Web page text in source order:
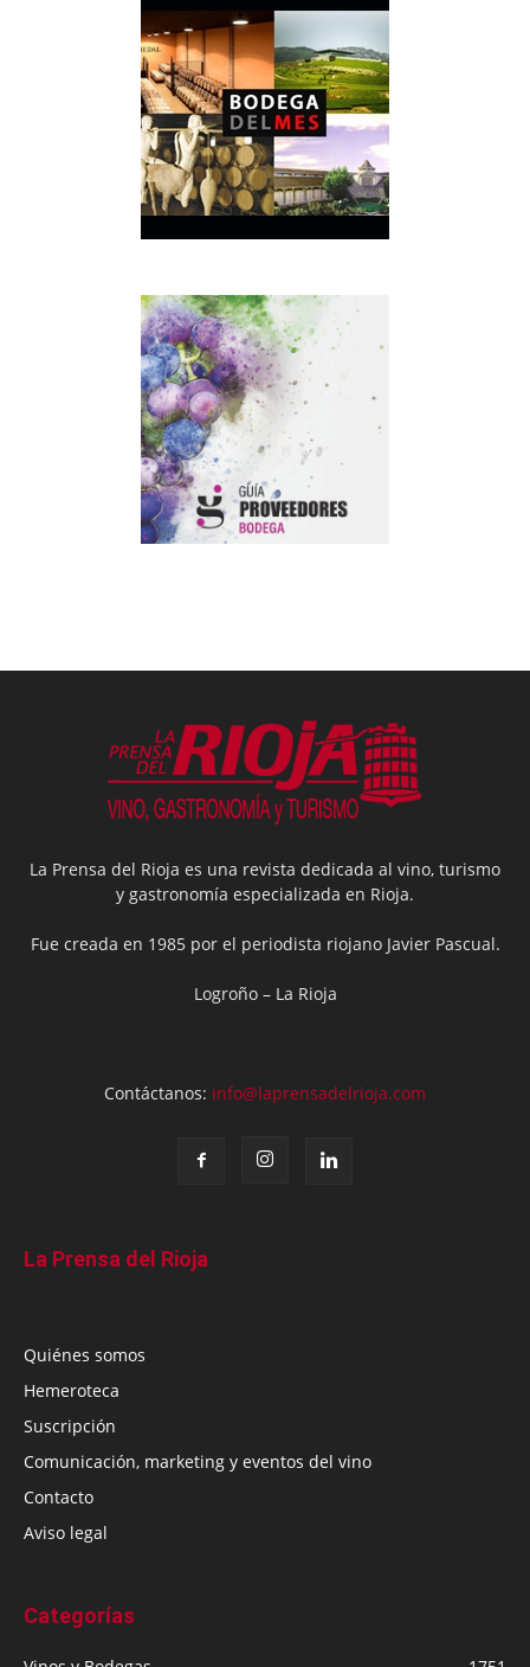
La Prensa del Rioja es una revista dedicada al vino, turismo
y gastronomía especializada en Rioja.
Fue creada en 1985 por el periodista riojano Javier Pascual.
Logroño – La Rioja
Contáctanos: info@laprensadelrioja.com
La Prensa del Rioja
Quiénes somos
Hemeroteca
Suscripción
Comunicación, marketing y eventos del vino
Contacto
Aviso legal
Categorías